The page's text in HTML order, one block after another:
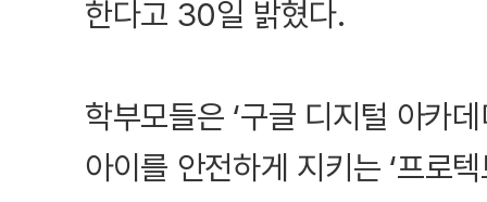
한다고 30일 밝혔다.
학부모들은 ‘구글 디지털 아카
아이를 안전하게 지키는 ‘프로